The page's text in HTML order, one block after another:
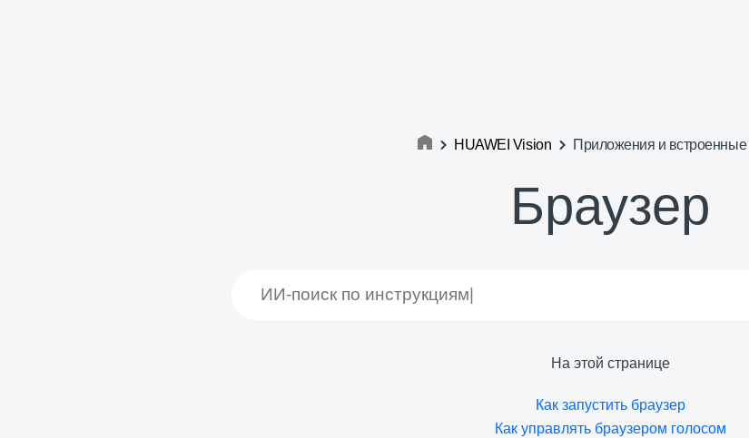
HUAWEI Vision Приложения и встроенные
Браузер
На этой странице
Как запустить браузер
Как управлять браузером голосом